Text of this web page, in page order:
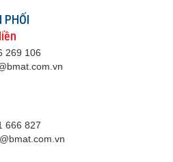
PHỐI
269 106
666 827